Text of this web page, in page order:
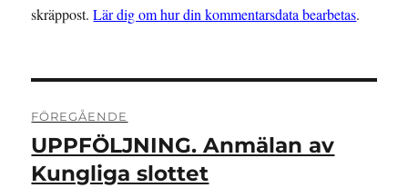
skräppost.Lär dig om hur din kommentarsdata bearbetas.
FÖREGÅENDE
Föregående
inlägg:
UPPFÖLJNING. Anmälan av
Kungliga slottet